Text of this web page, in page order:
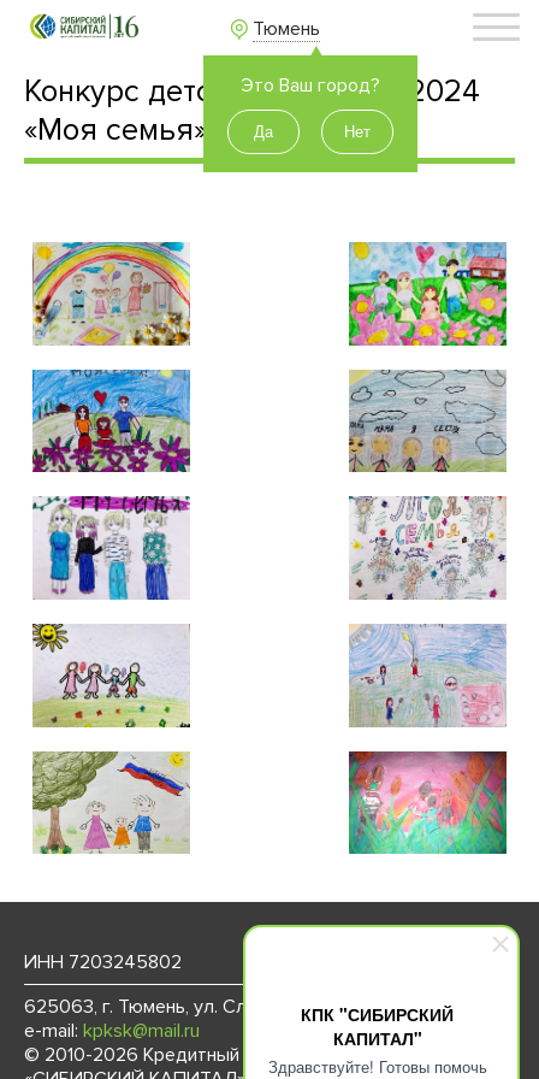
КПК "СИБИРСКИЙ
КАПИТАЛ"
Здравствуйте! Готовы помочь
Тюмень
Это Ваш город?
Конкурс детского рисунка 2024
«Моя семья»
ИНН 7203245802
625063, г. Тюмень, ул. Слободская, д. 41
e-mail: kpksk@mail.ru
© 2010-2026 Кредитный потребительский кооператив